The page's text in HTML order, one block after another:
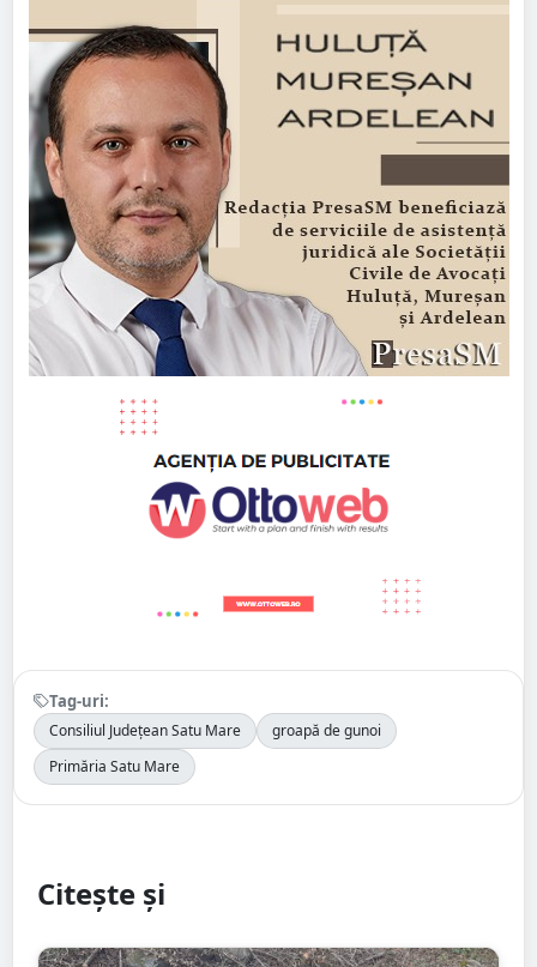
Tag-uri:
Consiliul Județean Satu Mare
groapă de gunoi
Primăria Satu Mare
Citește și